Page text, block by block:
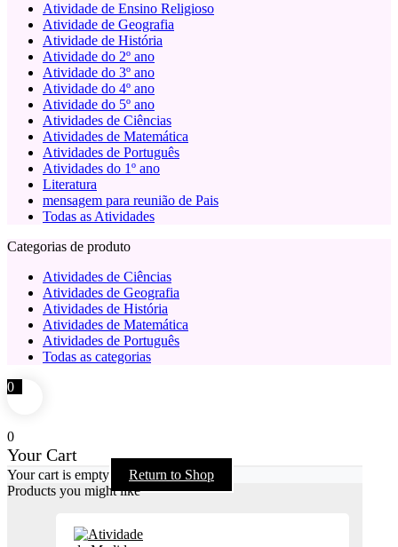
Atividade de Ensino Religioso
Atividade de Geografia
Atividade de História
Atividade do 2º ano
Atividade do 3º ano
Atividade do 4º ano
Atividade do 5º ano
Atividades de Ciências
Atividades de Matemática
Atividades de Português
Atividades do 1º ano
Literatura
mensagem para reunião de Pais
Todas as Atividades
Categorias de produto
Atividades de Ciências
Atividades de Geografia
Atividades de História
Atividades de Matemática
Atividades de Português
Todas as categorias
0
0
Your Cart
Your cart is empty
Return to Shop
Products you might like